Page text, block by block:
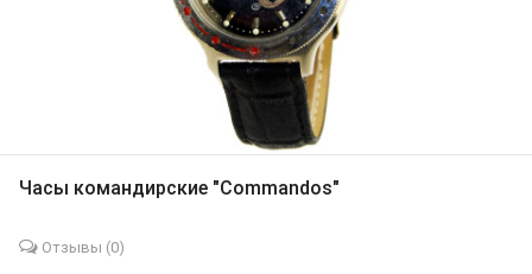
Часы командирские "Commandos"
Отзывы (0)